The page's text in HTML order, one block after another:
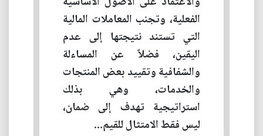
الفعلية، وتجنب المعاملات المالية
التي تستند نتيجتها إلى عدم
اليقين، فضلاً عن المساءلة
والشفافية وتقييد بعض المنتجات
والخدمات، وهي بذلك
استراتيجية تهدف إلى ضمان،
ليس فقط الامتثال للقيم...